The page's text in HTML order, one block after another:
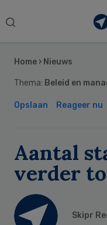
Search
Home › Nieuws
Thema: Beleid en
Opslaan Reageer nu
Aantal
verder
Skipr
Sidebar